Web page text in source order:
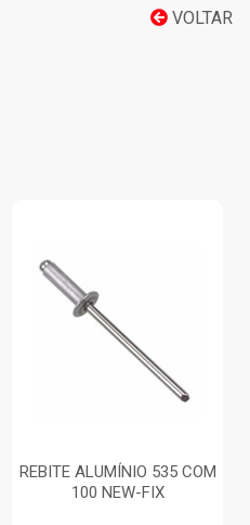
VOLTAR
REBITE ALUMÍNIO 535 COM
100 NEW-FIX